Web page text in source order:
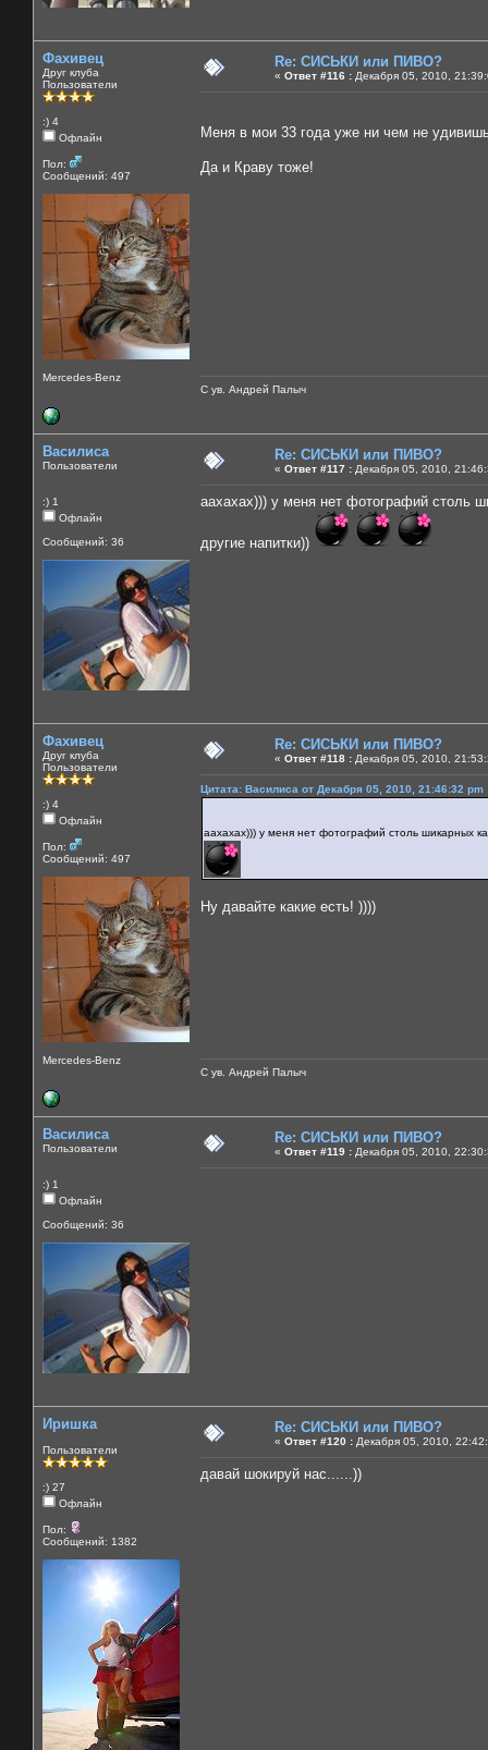
Фахивец
Друг клуба
Пользователи
:) 4
Офлайн
Пол:
Сообщений: 497
Mercedes-Benz
Re: СИСЬКИ или ПИВО?
« Ответ #116 : Декабря 05, 2010,
Меня в мои 33 года уже ни чем не
Да и Краву тоже!
С ув. Андрей Палыч
Василиса
Пользователи
:) 1
Офлайн
Сообщений: 36
Re: СИСЬКИ или ПИВО?
« Ответ #117 : Декабря 05, 2010,
аахахах))) у меня нет фотографий столь
другие напитки))
Фахивец
Друг клуба
Пользователи
:) 4
Офлайн
Пол:
Сообщений: 497
Mercedes-Benz
Re: СИСЬКИ или ПИВО?
« Ответ #118 : Декабря 05, 2010,
Цитата: Василиса от Декабря 05, 2010, 21:46:32 pm
аахахах))) у меня нет фотографий столь шикарных
Ну давайте какие есть! ))))
С ув. Андрей Палыч
Василиса
Пользователи
:) 1
Офлайн
Сообщений: 36
Re: СИСЬКИ или ПИВО?
« Ответ #119 : Декабря 05, 2010,
Иришка
Пользователи
:) 27
Офлайн
Пол:
Сообщений: 1382
Re: СИСЬКИ или ПИВО?
« Ответ #120 : Декабря 05, 2010,
давай шокируй нас......))